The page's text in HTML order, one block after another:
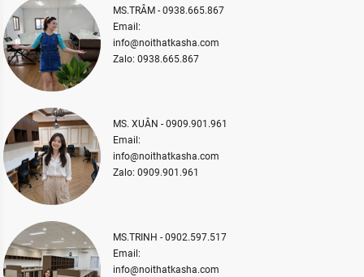
MS.TRÂM - 0938.665.867
Email:
info@noithatkasha.com
Zalo: 0938.665.867
MS. XUÂN - 0909.901.961
Email:
info@noithatkasha.com
Zalo: 0909.901.961
MS.TRINH - 0902.597.517
Email:
info@noithatkasha.com